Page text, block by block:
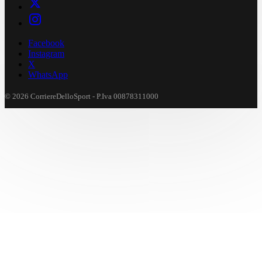
Facebook
Instagram
X
WhatsApp
© 2026 CorriereDelloSport - P.Iva 00878311000